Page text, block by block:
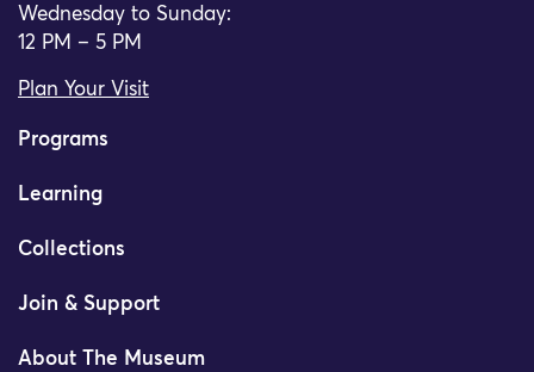
Wednesday to Sunday:
12 PM – 5 PM
Plan Your Visit
Programs
Learning
Collections
Join & Support
About The Museum